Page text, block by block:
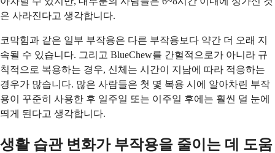
은 사라진다고 생각합니다.
코막힘과 같은 일부 부작용은 다른 부작용보다 약간 더 오래 지
속될 수 있습니다. 그리고 BlueChew를 간헐적으로가 아니라 규
칙적으로 복용하는 경우, 신체는 시간이 지남에 따라 적응하는
경우가 많습니다. 많은 사람들은 첫 몇 복용 시에 알아차린 부작
용이 꾸준히 사용한 후 일주일 또는 이주일 후에는 훨씬 덜 눈에
띄게 된다고 생각합니다.
생활 습관 변화가 부작용을 줄이는 데 도움